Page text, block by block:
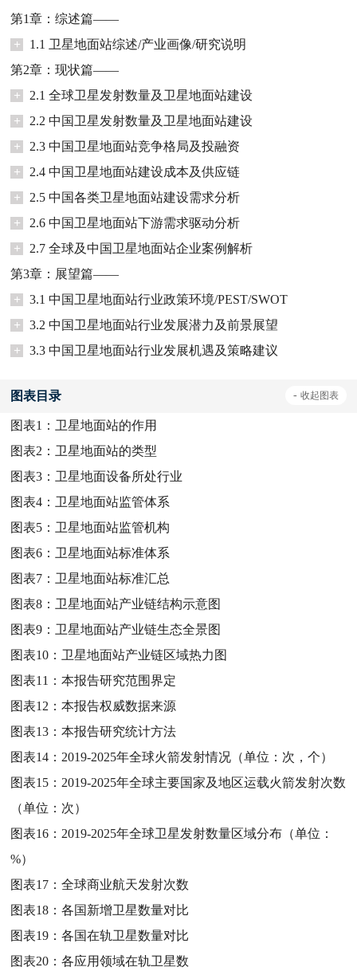
第1章：综述篇——
+
1.1 卫星地面站综述/产业画像/研究说明
第2章：现状篇——
+
2.1 全球卫星发射数量及卫星地面站建设
+
2.2 中国卫星发射数量及卫星地面站建设
+
2.3 中国卫星地面站竞争格局及投融资
+
2.4 中国卫星地面站建设成本及供应链
+
2.5 中国各类卫星地面站建设需求分析
+
2.6 中国卫星地面站下游需求驱动分析
+
2.7 全球及中国卫星地面站企业案例解析
第3章：展望篇——
+
3.1 中国卫星地面站行业政策环境/PEST/SWOT
+
3.2 中国卫星地面站行业发展潜力及前景展望
+
3.3 中国卫星地面站行业发展机遇及策略建议
图表目录 - 收起图表
图表1： 卫星地面站的作用
图表2： 卫星地面站的类型
图表3： 卫星地面设备所处行业
图表4： 卫星地面站监管体系
图表5： 卫星地面站监管机构
图表6： 卫星地面站标准体系
图表7： 卫星地面站标准汇总
图表8： 卫星地面站产业链结构示意图
图表9： 卫星地面站产业链生态全景图
图表10： 卫星地面站产业链区域热力图
图表11：本报告研究范围界定
图表12：本报告权威数据来源
图表13：本报告研究统计方法
图表14： 2019-2025年全球火箭发射情况（单位：次，个）
图表15： 2019-2025年全球主要国家及地区运载火箭发射次数
（单位：次）
图表16： 2019-2025年全球卫星发射数量区域分布（单位：
%）
图表17：全球商业航天发射次数
图表18：各国新增卫星数量对比
图表19：各国在轨卫星数量对比
图表20：各应用领域在轨卫星数